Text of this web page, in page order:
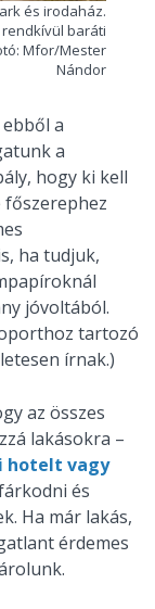
és irodaház.
baráti
Mfor/Mester
Nándor
a
a
hogy ki kell
ha tudjuk,
jóvoltából.
tartozó
írnak.)
az összes
lakásokra –
hotelt vagy
és
Ha már lakás,
érdemes